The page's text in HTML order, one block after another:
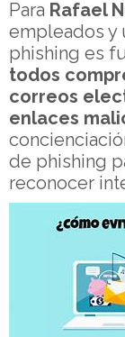
Para Rafael
empleados y
phishing es
todos
correos
enlaces
de phishing
reconocer